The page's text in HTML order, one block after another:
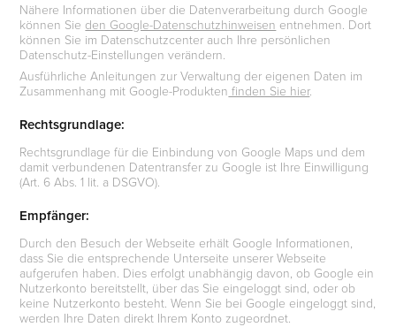
Nähere Informationen über die Datenverarbeitung durch Google
können Sie den Google-Datenschutzhinweisen entnehmen. Dort
können Sie im Datenschutzcenter auch Ihre persönlichen
Datenschutz-Einstellungen verändern.
Ausführliche Anleitungen zur Verwaltung der eigenen Daten im
Zusammenhang mit Google-Produkten finden Sie hier.
Rechtsgrundlage:
Rechtsgrundlage für die Einbindung von Google Maps und dem
damit verbundenen Datentransfer zu Google ist Ihre Einwilligung
(Art. 6 Abs. 1 lit. a DSGVO).
Empfänger:
Durch den Besuch der Webseite erhält Google Informationen,
dass Sie die entsprechende Unterseite unserer Webseite
aufgerufen haben. Dies erfolgt unabhängig davon, ob Google ein
Nutzerkonto bereitstellt, über das Sie eingeloggt sind, oder ob
keine Nutzerkonto besteht. Wenn Sie bei Google eingeloggt sind,
werden Ihre Daten direkt Ihrem Konto zugeordnet.